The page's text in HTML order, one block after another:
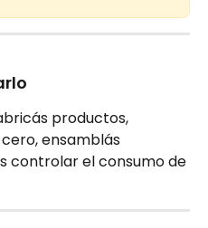
productos,
ensamblás
controlar el consumo de